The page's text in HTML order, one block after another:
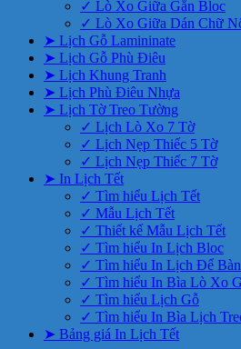
✓ Lò Xo Giữa Gắn Bloc
✓ Lò Xo Giữa Dán Chữ
➤ Lịch Gỗ Lamininate
➤ Lịch Gỗ Phù Điêu
➤ Lịch Khung Tranh
➤ Lịch Phù Điêu Nhựa
➤ Lịch Tờ Treo Tường
✓ Lịch Lò Xo 7 Tờ
✓ Lịch Nẹp Thiếc 5 Tờ
✓ Lịch Nẹp Thiếc 7 Tờ
➤ In Lịch Tết
✓ Tìm hiểu Lịch Tết
✓ Mẫu Lịch Tết
✓ Thiết kế Mẫu Lịch Tết
✓ Tìm hiểu In Lịch Bloc
✓ Tìm hiểu In Lịch Để Bàn
✓ Tìm hiểu In Bìa Lò Xo
✓ Tìm hiểu Lịch Gỗ
✓ Tìm hiểu In Bìa Lịch
➤ Bảng giá In Lịch Tết